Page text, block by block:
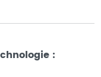
: